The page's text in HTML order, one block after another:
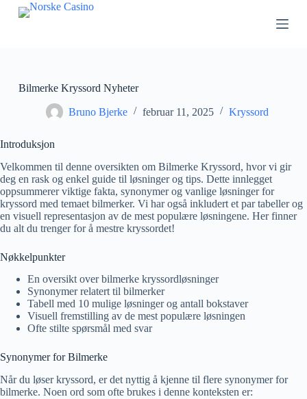
H
o
l
d
e
t
Bilmerke Kryssord Nyheter
Bruno Bjerke februar 11, 2025 Kryssord
Introduksjon
Velkommen til denne oversikten om Bilmerke Kryssord, hvor vi gir
deg en rask og enkel guide til løsninger og tips. Dette innlegget
oppsummerer viktige fakta, synonymer og vanlige løsninger for
kryssord med temaet bilmerker. Vi har også inkludert et par tabeller og
en visuell representasjon av de mest populære løsningene. Her finner
du alt du trenger for å mestre kryssordet!
Nøkkelpunkter
En oversikt over bilmerke kryssordløsninger
Synonymer relatert til bilmerker
Tabell med 10 mulige løsninger og antall bokstaver
Visuell fremstilling av de mest populære løsningen
Ofte stilte spørsmål med svar
Synonymer for Bilmerke
Når du løser kryssord, er det nyttig å kjenne til flere synonymer for
bilmerke. Noen ord som ofte brukes i denne konteksten er: